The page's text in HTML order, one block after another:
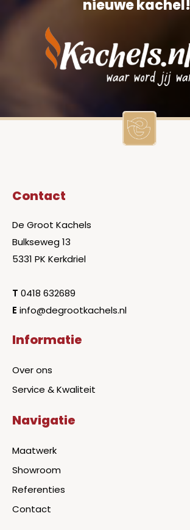
nieuwe kachel!
Contact
De Groot Kachels
Bulkseweg 13
5331 PK Kerkdriel
T 0418 632689
E info@degrootkachels.nl
Informatie
Over ons
Service & Kwaliteit
Navigatie
Maatwerk
Showroom
Referenties
Contact